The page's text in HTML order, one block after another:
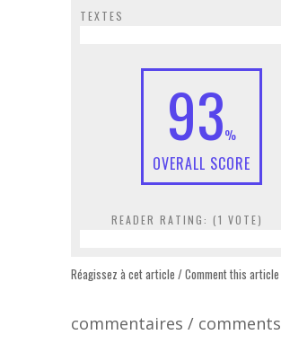
TEXTES
93%
OVERALL SCORE
READER RATING: (1 VOTE)
Réagissez à cet article / Comment this article
commentaires / comments